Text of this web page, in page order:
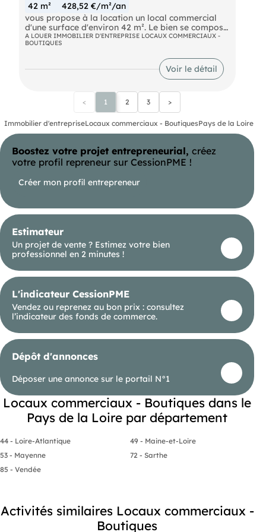
est exposé sont disponibles sur le site Géorisques :
https://www.georisques.gouv.fr
42 m²
428,52 €/m²/an
vous propose à la location un local commercial
d'une surface d'environ 42 m². Le bien se compose
d'un magasin d'environ 34 m² ainsi que d'une
réserve de 6.48 m² et d'un sanitaire avec point
d'eau. La terrasse à usage exclusif vous offre la
possibilité de détaler votre marchandise devant la
boutique pour optimiser la place et la visibilité!
ou technologiques, auxquels ces biens sont
exposés, sont disponibles sur le site
A LOUER IMMOBILIER D'ENTREPRISE LOCAUX COMMERCIAUX -
BOUTIQUES
Voir le détail
< 1 2 3 >
Immobilier d'entrepriseLocaux commerciaux - BoutiquesPays de la Loire
Boostez votre projet entrepreneurial, créez
votre profil repreneur sur CessionPME !
Créer mon profil entrepreneur
Estimateur
Un projet de vente ? Estimez votre bien
professionnel en 2 minutes !
L'indicateur CessionPME
Vendez ou reprenez au bon prix : consultez
l’indicateur des fonds de commerce.
Dépôt d'annonces
Déposer une annonce sur le portail N°1
Locaux commerciaux - Boutiques dans le
Pays de la Loire par département
44 - Loire-Atlantique
49 - Maine-et-Loire
53 - Mayenne
72 - Sarthe
85 - Vendée
Activités similaires Locaux commerciaux -
Boutiques